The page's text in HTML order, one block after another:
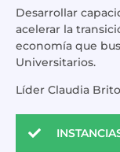
Desarrollar
acelerar la
economía que
Universitarios.
Líder Claudia